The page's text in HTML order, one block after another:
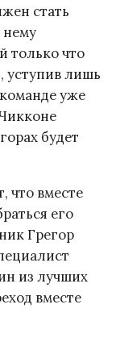
стать
нему
только что
лишь
уже
будет
что вместе
его
Грегор
из лучших
вместе